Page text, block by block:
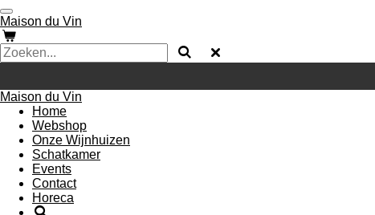
Ga
direct
naar
de
Maison du Vin
Maison du Vin
Home
Webshop
Onze Wijnhuizen
Schatkamer
Events
Contact
Horeca